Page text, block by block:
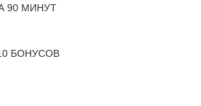
90 МИНУТ
БОНУСОВ